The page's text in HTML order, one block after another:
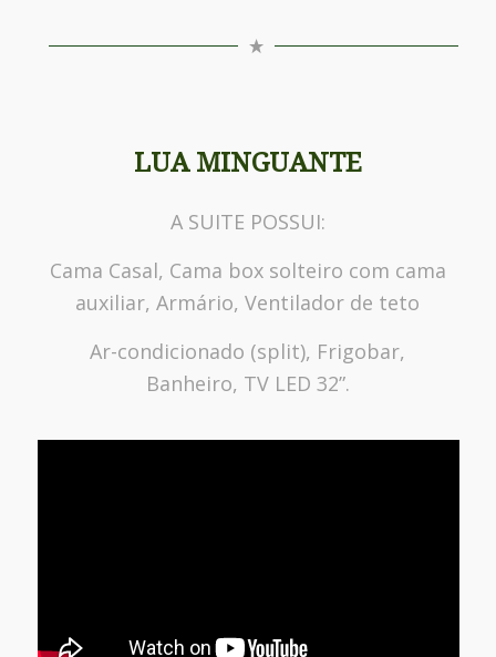
LUA MINGUANTE
A SUITE POSSUI:
Cama Casal, Cama box solteiro com cama
auxiliar, Armário, Ventilador de teto
Ar-condicionado (split), Frigobar,
Banheiro, TV LED 32”.